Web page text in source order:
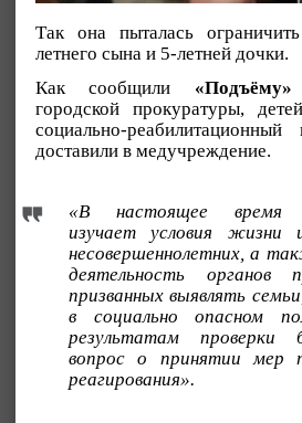
Так она пыталась
летнего сына и 5-летней дочки.
Как сообщили «Подъёму»
городской прокуратуры,
социально-
доставили в медучреждение.
«В настоящее время
изучает условия жизни
несовершеннолетних, а
деятельность органов
призванных выявлять
в социально опасном
результатам проверки
вопрос о принятии мер
реагирования».